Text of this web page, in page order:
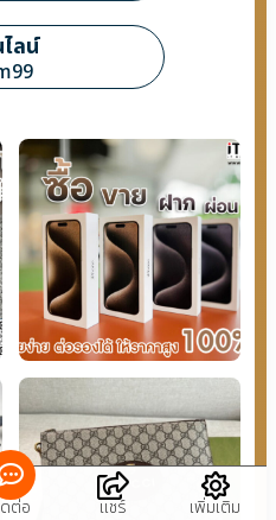
ลน์
ต่อ แชร์ เพิ่มเติม